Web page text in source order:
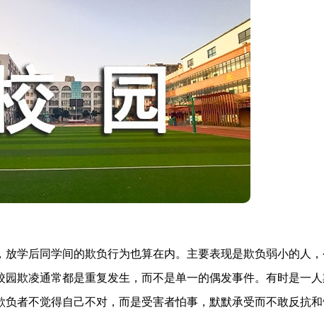
后同学间的欺负行为也算在内。主要表现是欺负弱小的人，
欺凌通常都是重复发生，而不是单一的偶发事件。有时是一人
者不觉得自己不对，而是受害者怕事，默默承受而不敢反抗